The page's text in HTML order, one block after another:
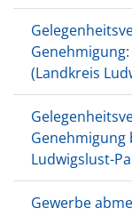
(Landkreis
Genehmigung
Ludwigslust-
Gewerbe